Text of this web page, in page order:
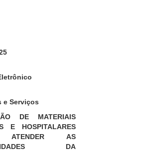
e Serviços
DE MATERIAIS
E HOSPITALARES
ATENDER AS
DA